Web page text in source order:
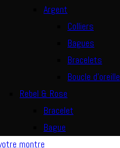
Argent
Colliers
Bagues
Bracelets
Boucle d’oreille
Rebel & Rose
Bracelet
Bague
montre